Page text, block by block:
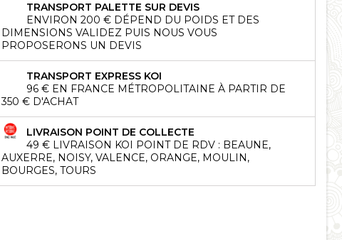
TRANSPORT PALETTE SUR DEVIS
ENVIRON 200 € DÉPEND DU POIDS ET DES
DIMENSIONS VALIDEZ PUIS NOUS VOUS
PROPOSERONS UN DEVIS
TRANSPORT EXPRESS KOI
96 € EN FRANCE MÉTROPOLITAINE À PARTIR DE
350 € D'ACHAT
LIVRAISON POINT DE COLLECTE
49 € LIVRAISON KOI POINT DE RDV : BEAUNE,
AUXERRE, NOISY, VALENCE, ORANGE, MOULIN,
BOURGES, TOURS